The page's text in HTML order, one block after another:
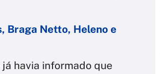
Braga Netto, Heleno e
havia informado que